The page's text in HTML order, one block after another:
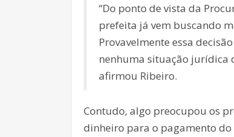
“Do ponto de vista da
prefeita já vem buscando
Provavelmente essa
nenhuma situação jurídica
afirmou Ribeiro.
Contudo, algo preocupou os
dinheiro para o pagamento do